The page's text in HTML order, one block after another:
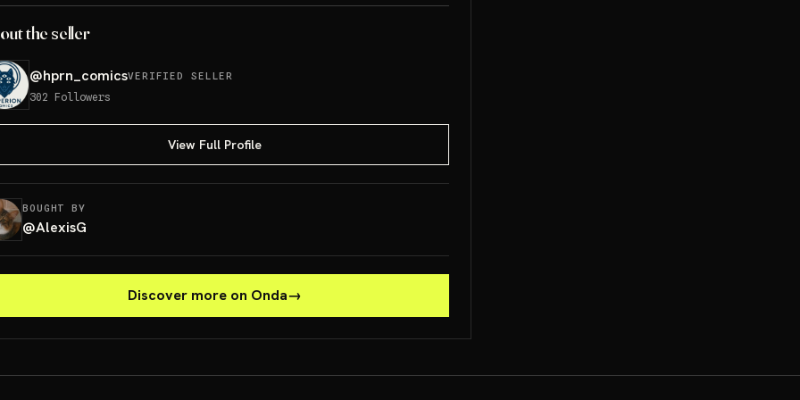
the seller
@hprn_comicsVERIFIED SELLER
302 Followers
View Full Profile
BOUGHT BY
@AlexisG
Discover more on Onda→